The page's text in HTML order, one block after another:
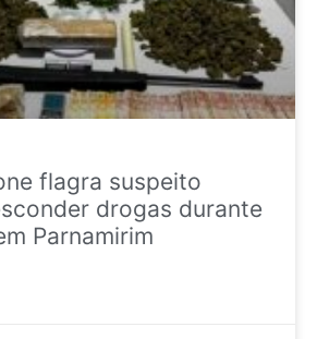
flagra suspeito
drogas durante
Parnamirim